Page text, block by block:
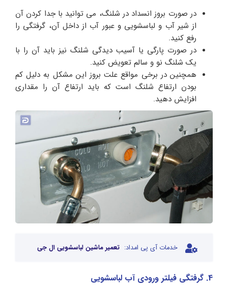
در صورت بروز انسداد در شلنگ، می توانید با جدا کردن آن
از شیر آب و لباسشویی و عبور آب از داخل آن، گرفتگی را
رفع کنید.
در صورت پارگی یا آسیب دیدگی شلنگ نیز باید آن را با
یک شلنگ نو و سالم تعویض کنید.
همچنین در برخی مواقع علت بروز این مشکل به دلیل کم
بودن ارتفاع شلنگ است که باید ارتفاع آن را مقداری
افزایش دهید.
خدمات آی پی امداد: تعمیر ماشین لباسشویی ال جی
4. گرفتگی فیلتر ورودی آب لباسشویی